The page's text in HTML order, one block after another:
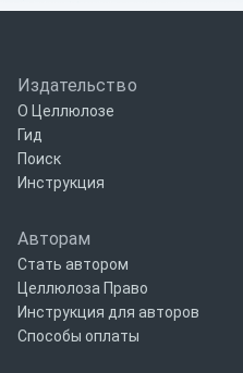
Издательство
О Целлюлозе
Гид
Поиск
Инструкция
Авторам
Стать автором
Целлюлоза Право
Инструкция для авторов
Способы оплаты